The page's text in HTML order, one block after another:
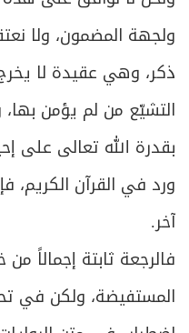
ولجهة المضمون، ولا
ذكر، وهي عقيدة لا
التشيّع من لم يؤمن بها،
بقدرة الله تعالى على
ورد في القرآن
آخر.
فالرجعة ثابتة إجمالاً من
المستفيضة، ولكن في